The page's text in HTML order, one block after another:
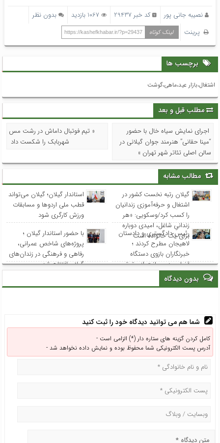
نصیبه جانی پور کد خبر 29437 1067 بازدید
بدون نظر
پرینت
لینک کوتاه https://kashefkhabar.ir/?p=29437
برچسب ها
اشتغال،بازار عید،ماهی،گوشت
مطلب قبل و بعد
اجرای نمایش سیاه خال با حضور
“مینا حقانی” هنرمند جوان گیلانی در
سالن اصلی تئاتر شهر تهران »
« تیم فوتبال داماش در رشت مس
شهربابک را شکست داد
مطالب مشابه
گیلان رتبه نخست کشور در
اشتغال و حرفه‌آموزی زندانیان
را کسب کرد/وسکویی: «هر
زندانیِ شاغل، امیدی دوباره
برای یک خانواده است
استاندار گیلان؛ گیلان می‌تواند
قطب ملی اردوها و مسابقات
ورزش کارگری شود
رئیس دادگستری و دادستان
لاهیجان مطرح کردند ؛
خبرنگاران بازوی دستگاه
قضایی در صیانت از حقوق
عامه هستند
با حضور استاندار گیلان ؛
پروژه‌های شاخص عمرانی،
رفاهی و فرهنگی در زندان‌های
گیلان افتتاح شد
بدون دیدگاه
شما هم می توانید دیدگاه خود را ثبت کنید
کامل کردن گزینه های ستاره دار (*) الزامی است -
آدرس پست الکترونیکی شما محفوظ بوده و نمایش داده نخواهد شد -